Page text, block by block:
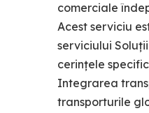
comerciale
Acest serviciu
serviciului
cerințele
Integrarea
transporturile